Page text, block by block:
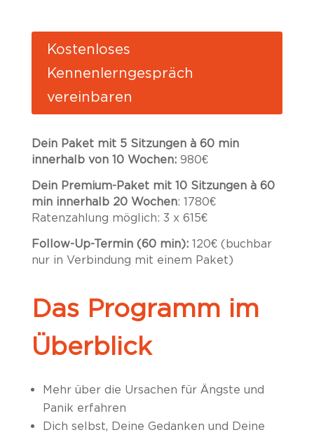
Kostenloses
Kennenlerngespräch
vereinbaren
Dein Paket mit 5 Sitzungen à 60 min
innerhalb von 10 Wochen: 980€
Dein Premium-Paket mit 10 Sitzungen à 60
min innerhalb 20 Wochen: 1780€
Ratenzahlung möglich: 3 x 615€
Follow-Up-Termin (60 min): 120€ (buchbar
nur in Verbindung mit einem Paket)
Das Programm im
Überblick
Mehr über die Ursachen für Ängste und
Panik erfahren
Dich selbst, Deine Gedanken und Deine